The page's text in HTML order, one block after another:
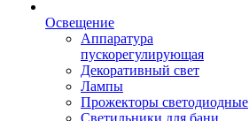
Освещение
Аппаратура
пускорегулирующая
Декоративный свет
Лампы
Прожекторы светодиодные